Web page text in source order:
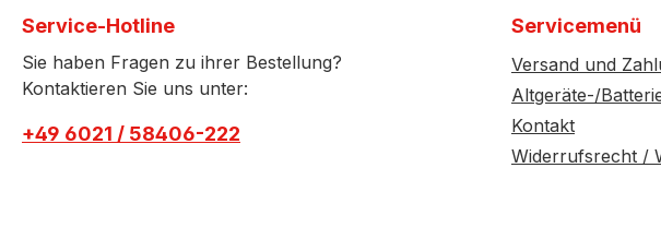
Service-Hotline
Sie haben Fragen zu ihrer Bestellung?
Kontaktieren Sie uns unter:
+49 6021 / 58406-222
Servicemenü
Versand und
Altgeräte-/
Kontakt
Widerrufsrecht /